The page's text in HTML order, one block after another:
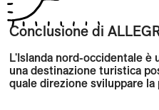
Conclusione di
L'Islanda nord-occidentale
una destinazione turistica
quale direzione sviluppare